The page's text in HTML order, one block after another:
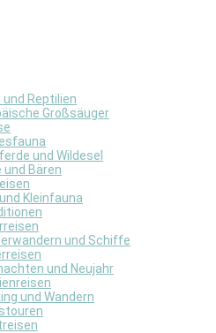
und Reptilien
Großsäuger
und Wildesel
und Bären
Kleinfauna
und Schiffe
und Neujahr
und Wandern